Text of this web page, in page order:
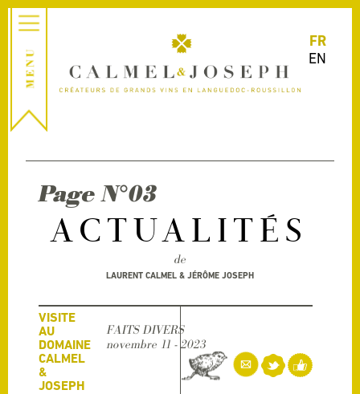
FR
EN
ACTUALITÉS
de
LAURENT CALMEL & JÉRÔME JOSEPH
Page N°03
VISITE
AU
DOMAINE
CALMEL
&
JOSEPH
FAITS DIVERS
novembre 11 - 2023